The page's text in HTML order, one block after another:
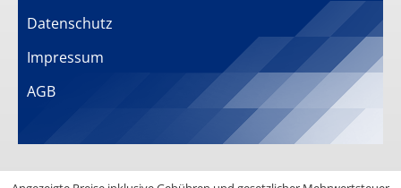
Datenschutz
Impressum
AGB